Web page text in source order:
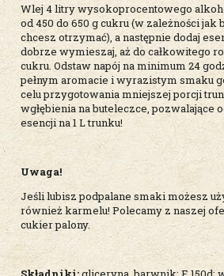
Wlej 4 litry wysokoprocentowego
od 450 do 650 g cukru (w zależności
chcesz otrzymać), a następnie dodaj
dobrze wymieszaj, aż do całkowitego
cukru. Odstaw napój na minimum 24
pełnym aromacie i wyrazistym smaku
celu przygotowania mniejszej porcji
wgłębienia na buteleczce, pozwalające
esencji na 1 L trunku!
Uwaga!
Jeśli lubisz podpalane smaki możesz
również karmelu! Polecamy z naszej
cukier palony.